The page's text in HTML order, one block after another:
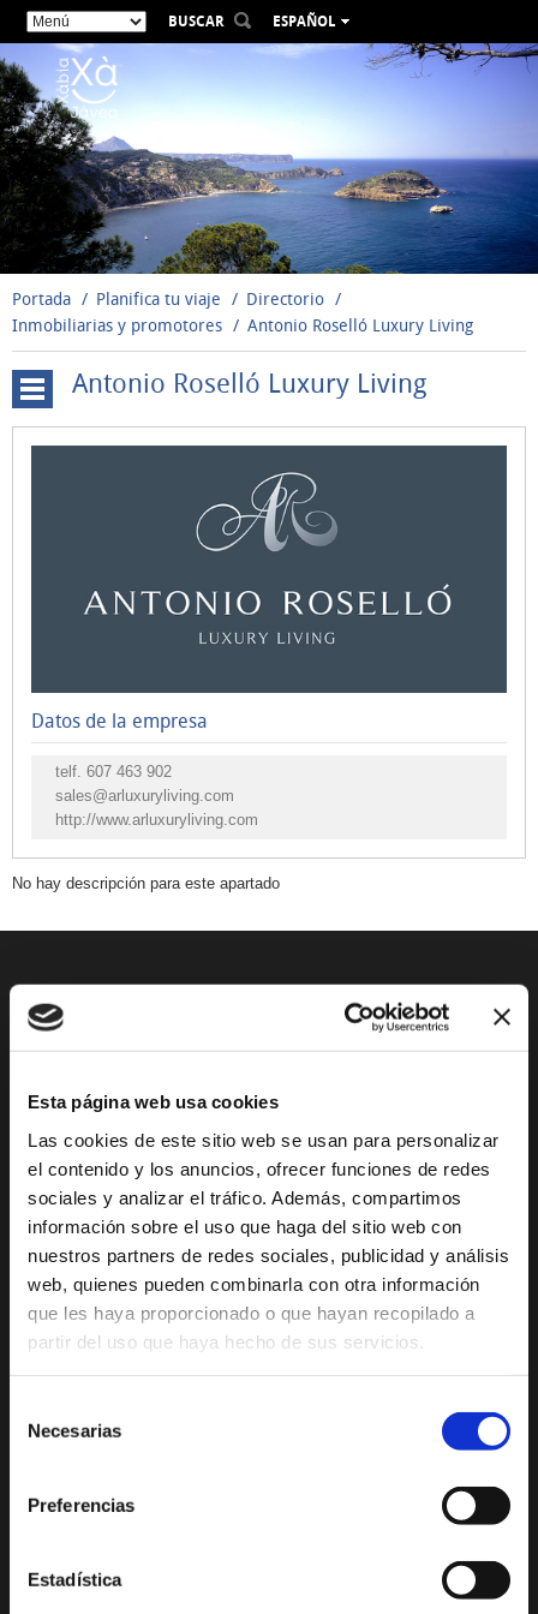
Esta página web usa cookies
Las cookies de este sitio web se usan para personalizar
el contenido y los anuncios, ofrecer funciones de redes
sociales y analizar el tráfico. Además, compartimos
información sobre el uso que haga del sitio web con
nuestros partners de redes sociales, publicidad y análisis
web, quienes pueden combinarla con otra información
que les haya proporcionado o que hayan recopilado a
partir del uso que haya hecho de sus servicios.
Necesarias
Preferencias
Estadística
BUSCAR
ESPAÑOL
VALENCIÀ
DEUTSCH
РУССКИЙ
Portada Planifica tu viaje
Directorio
Inmobiliarias y promotores
Antonio Roselló Luxury Living
Actividades
Alquiler
de
bicis
Alquiler
coches
y
motos
Asociaciones
Bancos
y
cambio
de
divisas
Bares
y
restaurantes
Clínicas
Donde
nuestros
Antonio Roselló Luxury Living
Datos de la empresa
telf. 607 463 902
sales@arluxuryliving.com
http://www.arluxuryliving.com
No hay descripción para este apartado
DESCUBRE XÀBIA
Mirador Virtual
Cultura y Patrimonio
Paseo por Xàbia
Histórica
El Port de Xàbia,
Duanes de la Mar
Playa del Arenal
Miradores
Espacios Protegidos
Fiestas en Xàbia
Imágenes 360º
Eventos todo el año
Camino del Alba
Actividades
deportivas
Ruta del Arte
Con niños
De compras
Ocio y diversión